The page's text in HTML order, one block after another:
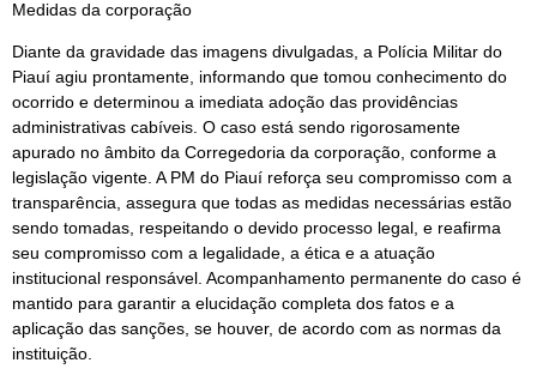
Medidas da corporação
Diante da gravidade das imagens divulgadas, a Polícia Militar do
Piauí agiu prontamente, informando que tomou conhecimento do
ocorrido e determinou a imediata adoção das providências
administrativas cabíveis. O caso está sendo rigorosamente
apurado no âmbito da Corregedoria da corporação, conforme a
legislação vigente. A PM do Piauí reforça seu compromisso com a
transparência, assegura que todas as medidas necessárias estão
sendo tomadas, respeitando o devido processo legal, e reafirma
seu compromisso com a legalidade, a ética e a atuação
institucional responsável. Acompanhamento permanente do caso é
mantido para garantir a elucidação completa dos fatos e a
aplicação das sanções, se houver, de acordo com as normas da
instituição.